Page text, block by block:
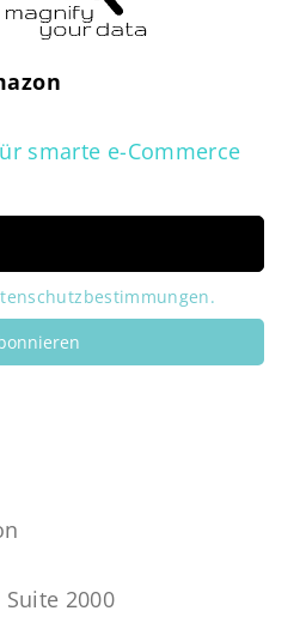
smarte e-Commerce
2000